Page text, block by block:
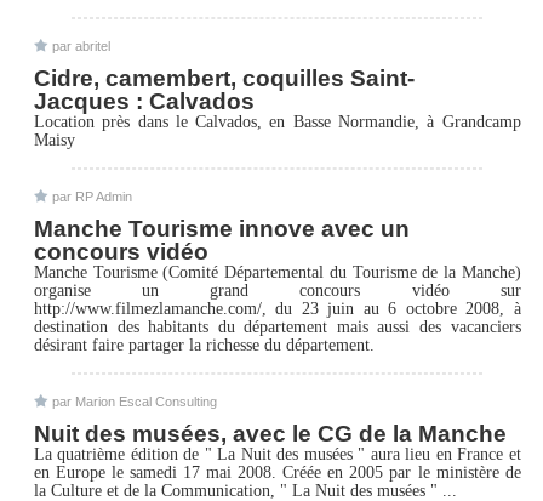
par abritel
Cidre, camembert, coquilles Saint-
Jacques : Calvados
Location près dans le Calvados, en Basse Normandie, à Grandcamp
Maisy
par RP Admin
Manche Tourisme innove avec un
concours vidéo
Manche Tourisme (Comité Départemental du Tourisme de la Manche)
organise un grand concours vidéo sur
http://www.filmezlamanche.com/, du 23 juin au 6 octobre 2008, à
destination des habitants du département mais aussi des vacanciers
désirant faire partager la richesse du département.
par Marion Escal Consulting
Nuit des musées, avec le CG de la Manche
La quatrième édition de " La Nuit des musées " aura lieu en France et
en Europe le samedi 17 mai 2008. Créée en 2005 par le ministère de
la Culture et de la Communication, " La Nuit des musées " ...